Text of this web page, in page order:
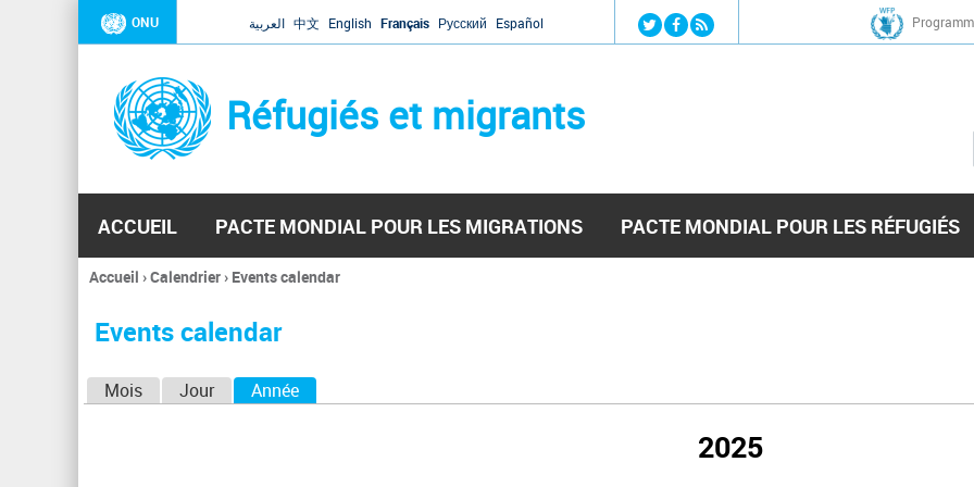
Jump to navigation
ONU العربية 中文 English Français Русский Español
Réfugiés et migrants
ACCUEIL PACTE MONDIAL POUR LES MIGRATIONS PACTE MONDIAL POUR LES RÉFUGIÉS
Vous
ici
Accueil ›Calendrier› Events calendar
Events calendar
Mois Jour Année
2025